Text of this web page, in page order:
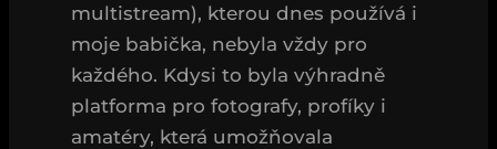
multistream), kterou dnes používá i
moje babička, nebyla vždy pro
každého. Kdysi to byla výhradně
platforma pro fotografy, profíky i
amatéry, která umožňovala